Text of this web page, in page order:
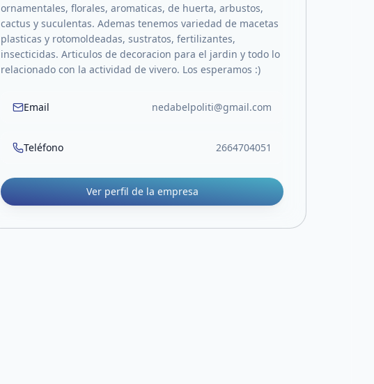
ornamentales, florales, aromaticas, de huerta, arbustos,
cactus y suculentas. Ademas tenemos variedad de macetas
plasticas y rotomoldeadas, sustratos, fertilizantes,
insecticidas. Articulos de decoracion para el jardin y todo lo
relacionado con la actividad de vivero. Los esperamos :)
Email nedabelpoliti@gmail.com
Teléfono 2664704051
Ver perfil de la empresa